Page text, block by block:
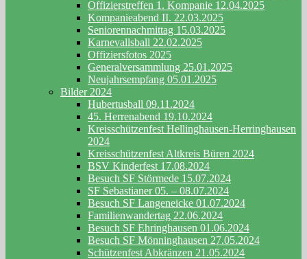
Offizierstreffen 1. Kompanie 12.04.2025
Kompanieabend II. 22.03.2025
Seniorennachmittag 15.03.2025
Karnevallsball 22.02.2025
Offiziersfotos 2025
Generalversammlung 25.01.2025
Neujahrsempfang 05.01.2025
Bilder 2024
Hubertusball 09.11.2024
45. Herrenabend 19.10.2024
Kreisschützenfest Hellinghausen-Herringhausen
2024
Kreisschützenfest Altkreis Büren 2024
BSV Kinderfest 17.08.2024
Besuch SF Störmede 15.07.2024
SF Sebastianer 05. – 08.07.2024
Besuch SF Langeneicke 01.07.2024
Familienwandertag 22.06.2024
Besuch SF Ehringhausen 01.06.2024
Besuch SF Mönninghausen 27.05.2024
Schützenfest Abkränzen 21.05.2024